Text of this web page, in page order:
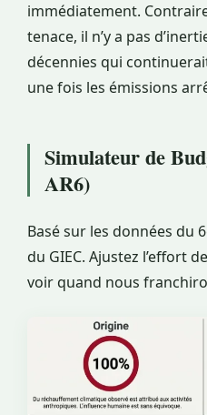
immédiatement.
tenace, il n’y a pas
décennies qui
une fois les émissions
Simulateur de
AR6)
Basé sur les données du
du GIEC. Ajustez l’effort
voir quand nous